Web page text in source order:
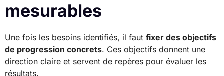
mesurables
Une fois les besoins identifiés, il faut fixer des objectifs
de progression concrets. Ces objectifs donnent une
direction claire et servent de repères pour évaluer les
résultats.